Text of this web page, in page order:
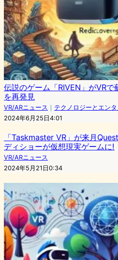
伝説のゲーム「RIVEN」がVR
を再発見
VR/ARニュース ｜ テクノロジーとエン
2024年6月25日4:01
「Taskmaster VR」が来月
ディショーが仮想現実ゲームに!
VR/ARニュース
2024年5月21日0:34